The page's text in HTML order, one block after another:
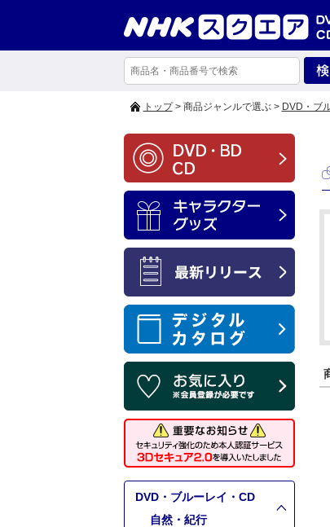
トップ> 商品ジャンルで選ぶ > DVD・ブ
DVD・ブルーレイ・CD
自然・紀行